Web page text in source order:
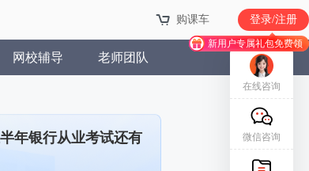
购课车 登录/注册
新用户专属礼包免费领
购课车 登录/注册
新用户专属礼包免费领
网校辅导 老师团队
年银行从业考试还有
在线咨询
微信咨询